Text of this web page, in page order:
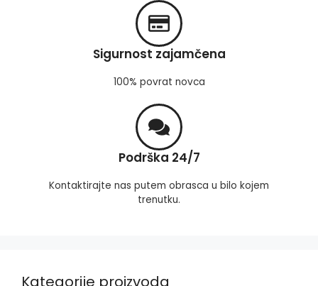
Sigurnost zajamčena
100% povrat novca
Podrška 24/7
Kontaktirajte nas putem obrasca u bilo kojem
trenutku.
Kategorije proizvoda